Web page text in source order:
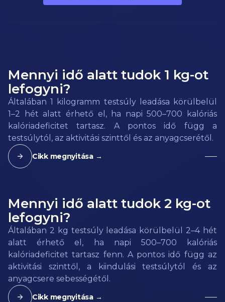
Mennyi idő alatt tudok 1 kg-ot
lefogyni?
Általában 1 kilogramm testsúly leadása körülbelül
1–2 hét alatt érhető el, ha napi 500–700 kalóriás
kalóriadeficitet tartasz. A pontos idő függ a
testsúlytól, az aktivitási szinttől és az anyagcserétől.
Cikk megnyitása →
Mennyi idő alatt tudok 2 kg-ot
lefogyni?
Általában 2 kg testsúly leadása körülbelül 2–4 hét
alatt érhető el, ha napi 500–700 kalóriás
kalóriadeficitet tartasz fenn. A pontos idő függ az
aktivitási szinttől, a kiindulási testsúlytól és az
anyagcsere sebességétől.
Cikk megnyitása →